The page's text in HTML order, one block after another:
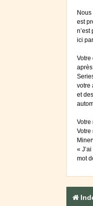
est
ici
Votre
votre
et
Votre
Votre
«
mot